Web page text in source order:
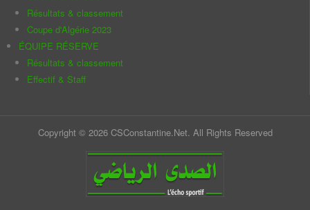
Résultats & classement
Coupe d'Algérie 2023
ÉQUIPE RÉSERVE
Résultats & classement
Effectif & Staff
Copyright © 2026 CSConstantine.Net. All Rights Reserved